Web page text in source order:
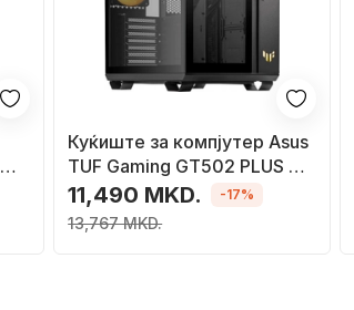
Куќиште за компјутер Asus
TUF Gaming GT502 PLUS TG
ARGB, Црна, Midi Tower
11,490 MKD.
13,767 MKD.
-17%